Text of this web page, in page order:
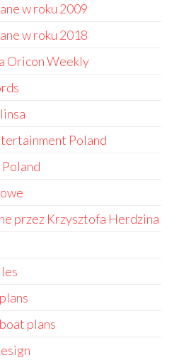
w roku 2009
w roku 2018
Oricon Weekly
Poland
przez Krzysztofa Herdzina
plans